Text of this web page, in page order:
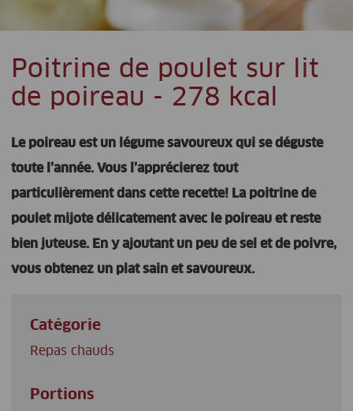
Poitrine de poulet sur lit
de poireau - 278 kcal
Le poireau est un légume savoureux qui se déguste
toute l’année. Vous l’apprécierez tout
particulièrement dans cette recette! La poitrine de
poulet mijote délicatement avec le poireau et reste
bien juteuse. En y ajoutant un peu de sel et de poivre,
vous obtenez un plat sain et savoureux.
Catégorie
Repas chauds
Portions